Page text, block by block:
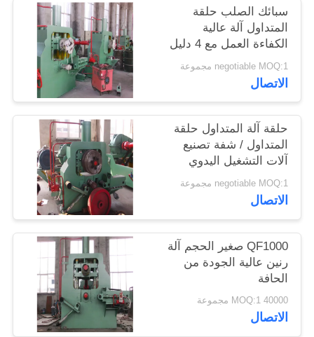
اقتباس
خريطة
الموقع
PRIVACY
POLICY
سبائك الصلب حلقة
المتداول آلة عالية
الكفاءة العمل مع 4 دليل
دبوس
negotiable MOQ:1 مجموعة
الاتصال
حلقة آلة المتداول حلقة
المتداول / شفة تصنيع
آلات التشغيل اليدوي
للصناعة
negotiable MOQ:1 مجموعة
الاتصال
QF1000 صغير الحجم آلة
رنين عالية الجودة من
الحافة
40000 MOQ:1 مجموعة
الاتصال